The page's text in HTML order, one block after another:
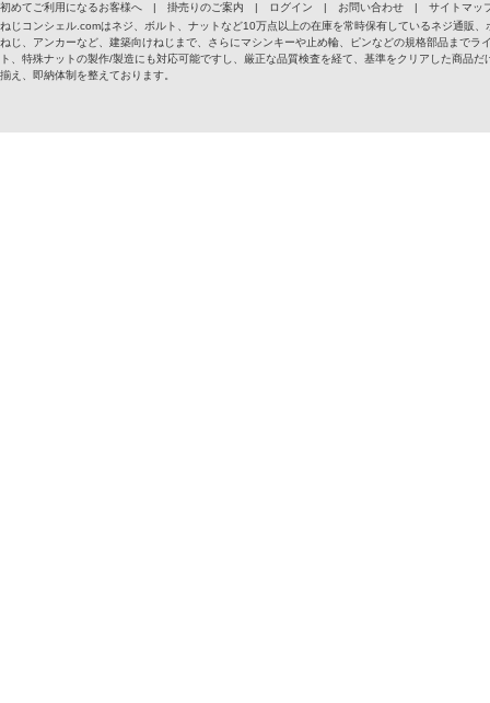
初めてご利用になるお客様へ
| 掛売りのご案内 | ログイン | お問い合わせ |
サイトマッ
ねじコンシェル.comはネジ、ボルト、ナットなど10万点以上の在庫を常時保有しているネジ通販
ねじ、アンカーなど、建築向けねじまで、さらにマシンキーや止め輪、ピンなどの規格部品まで
ト、特殊ナットの製作/製造にも対応可能ですし、厳正な品質検査を経て、基準をクリアした商品
揃え、即納体制を整えております。